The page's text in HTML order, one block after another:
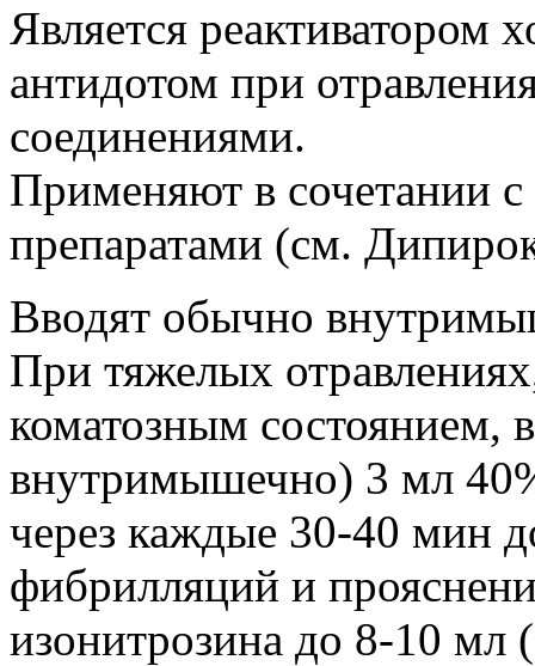
Является реактиватором
антидотом при
соединениями.
Применяют в сочетании
препаратами (см.
Вводят обычно
При тяжелых
коматозным состоянием,
внутримышечно) 3 мл
через каждые 30-40 мин
фибрилляций и
изонитрозина до 8-10 мл